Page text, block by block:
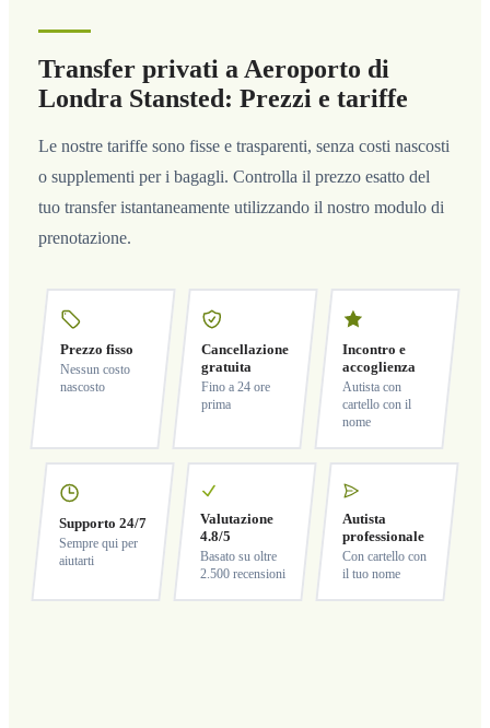
Transfer privati a Aeroporto di
Londra Stansted: Prezzi e tariffe
Le nostre tariffe sono fisse e trasparenti, senza costi nascosti
o supplementi per i bagagli. Controlla il prezzo esatto del
tuo transfer istantaneamente utilizzando il nostro modulo di
prenotazione.
Prezzo fisso
Nessun costo
nascosto
Cancellazione
gratuita
Fino a 24 ore
prima
Incontro e
accoglienza
Autista con
cartello con il
nome
Supporto 24/7
Sempre qui per
aiutarti
Valutazione
4.8/5
Basato su oltre
2.500 recensioni
Autista
professionale
Con cartello con
il tuo nome